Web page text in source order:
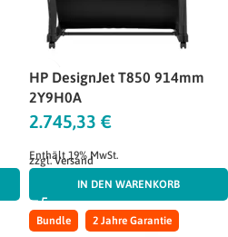
HP DesignJet T850 914mm
2Y9H0A
2.745,33 €
Enthält 19% MwSt.
zzgl.Versand
IN DEN WARENKORB
Bundle 2 Jahre Garantie